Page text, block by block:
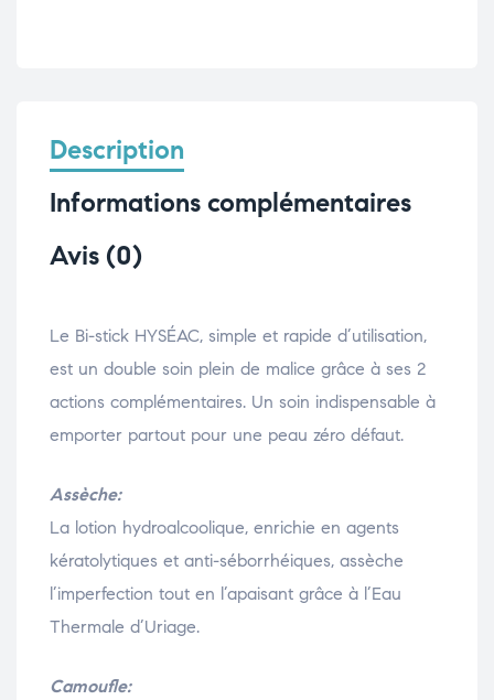
Description
Informations complémentaires
Avis (0)
Le Bi-stick HYSÉAC, simple et rapide d’utilisation,
est un double soin plein de malice grâce à ses 2
actions complémentaires. Un soin indispensable à
emporter partout pour une peau zéro défaut.
Assèche:
La lotion hydroalcoolique, enrichie en agents
kératolytiques et anti-séborrhéiques, assèche
l’imperfection tout en l’apaisant grâce à l’Eau
Thermale d’Uriage.
Camoufle: